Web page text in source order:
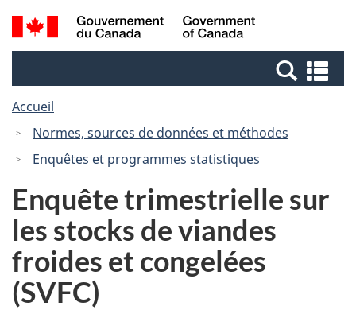
Passer
au
Passer
au
Passer
à
Canada
Recherche
et
et
Accueil
Normes, sources de données et méthodes
Enquêtes et programmes statistiques
Enquête trimestrielle sur
les stocks de viandes
froides et congelées
(SVFC)